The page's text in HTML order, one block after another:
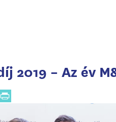
2019 – Az év